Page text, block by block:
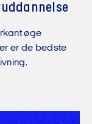
øge
er de bedste